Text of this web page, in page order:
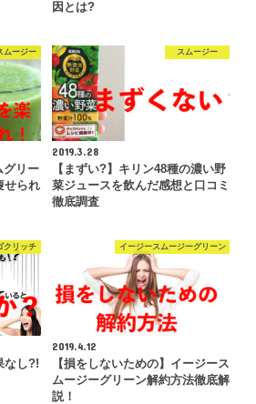
因とは?
ムージー
グリー
せられ
スムージー
2019.3.28
【まずい?】キリン48種の濃い野
菜ジュースを飲んだ感想と口コミ
徹底調査
クリッチ
なし?!
イージースムージーグリーン
2019.4.12
【損をしないための】イージース
ムージーグリーン解約方法徹底解
説！